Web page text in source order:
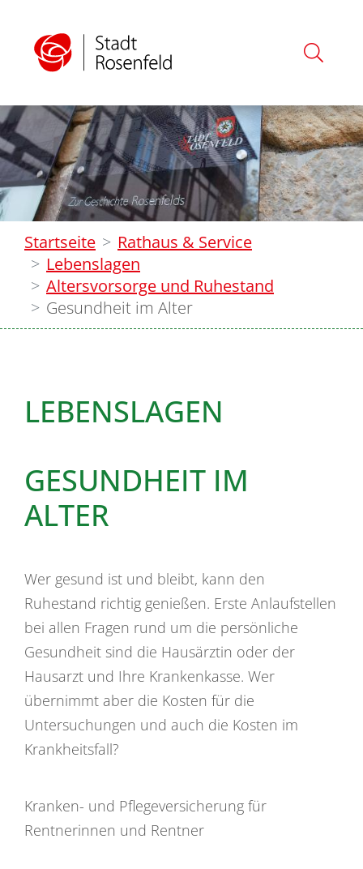
Startseite
Rathaus & Service
Lebenslagen
Altersvorsorge und Ruhestand
Gesundheit im Alter
LEBENSLAGEN
GESUNDHEIT IM
ALTER
Wer gesund ist und bleibt, kann den
Ruhestand richtig genießen. Erste Anlaufstellen
bei allen Fragen rund um die persönliche
Gesundheit sind die Hausärztin oder der
Hausarzt und Ihre Krankenkasse. Wer
übernimmt aber die Kosten für die
Untersuchungen und auch die Kosten im
Krankheitsfall?
Kranken- und Pflegeversicherung für
Rentnerinnen und Rentner